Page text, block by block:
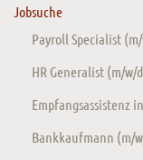
Jobsuche
Payroll Specialist
HR Generalist (m/w/
Empfangsassistenz
Bankkaufmann (m/